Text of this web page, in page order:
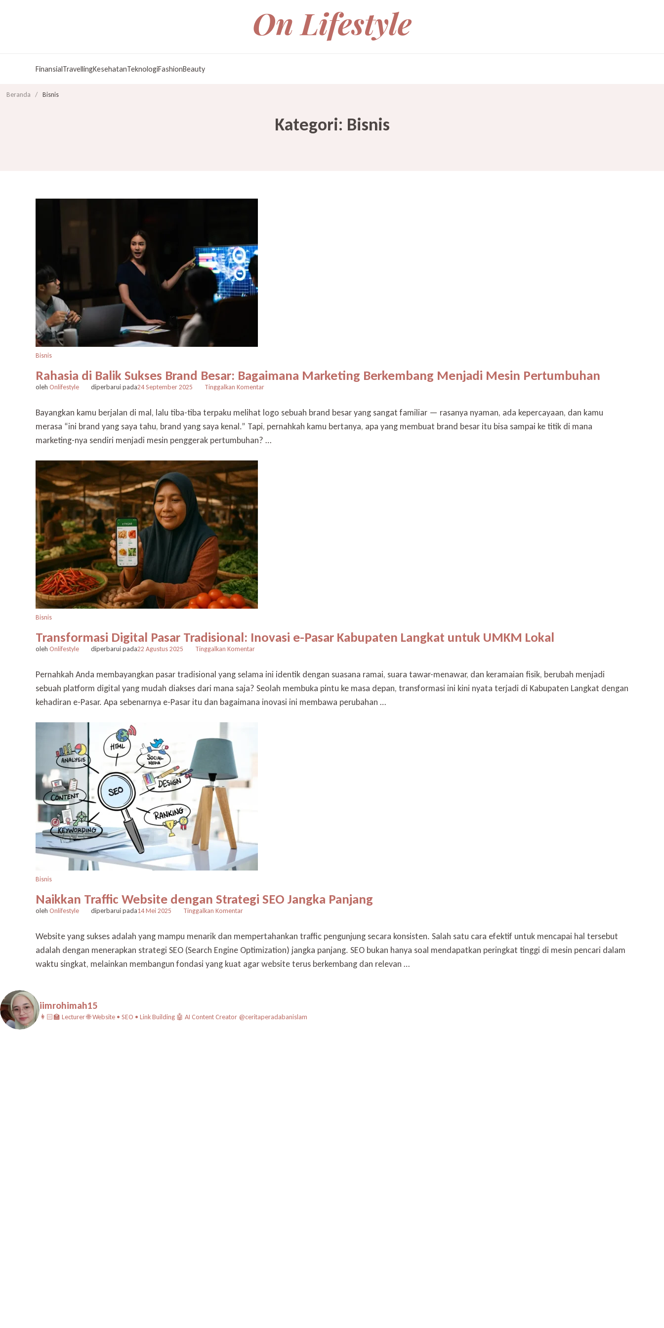
On Lifestyle
FinansialTravellingKesehatanTeknologiFashionBeauty
Beranda / Bisnis
Kategori: Bisnis
Bisnis
Rahasia di Balik Sukses Brand Besar: Bagaimana Marketing Berkembang Menjadi Mesin Pertumbuhan
oleh Onlifestyle diperbarui pada24 September 2025 Tinggalkan Komentarpada
Balik
Sukses
Besar:
Bayangkan kamu berjalan di mal, lalu tiba-tiba terpaku melihat logo sebuah brand besar yang sangat familiar — rasanya nyaman, ada kepercayaan, dan kamu
merasa “ini brand yang saya tahu, brand yang saya kenal.” Tapi, pernahkah kamu bertanya, apa yang membuat brand besar itu bisa sampai ke titik di mana
marketing-nya sendiri menjadi mesin penggerak pertumbuhan? …
Bisnis
Transformasi Digital Pasar Tradisional: Inovasi e-Pasar Kabupaten Langkat untuk UMKM Lokal
oleh Onlifestyle diperbarui pada22 Agustus 2025 Tinggalkan Komentarpada
Pasar
Tradisional:
Inovasi
e-
Pernahkah Anda membayangkan pasar tradisional yang selama ini identik dengan suasana ramai, suara tawar-menawar, dan keramaian fisik, berubah menjadi
sebuah platform digital yang mudah diakses dari mana saja? Seolah membuka pintu ke masa depan, transformasi ini kini nyata terjadi di Kabupaten Langkat dengan
kehadiran e-Pasar. Apa sebenarnya e-Pasar itu dan bagaimana inovasi ini membawa perubahan …
Bisnis
Naikkan Traffic Website dengan Strategi SEO Jangka Panjang
oleh Onlifestyle diperbarui pada14 Mei 2025 Tinggalkan Komentarpada
Website
dengan
SEO
Website yang sukses adalah yang mampu menarik dan mempertahankan traffic pengunjung secara konsisten. Salah satu cara efektif untuk mencapai hal tersebut
adalah dengan menerapkan strategi SEO (Search Engine Optimization) jangka panjang. SEO bukan hanya soal mendapatkan peringkat tinggi di mesin pencari dalam
waktu singkat, melainkan membangun fondasi yang kuat agar website terus berkembang dan relevan …
iimrohimah15
👩🏻‍🏫 Lecturer🌐 Website • SEO • Link Building 🤖 AI Content Creator @ceritaperadabanislam